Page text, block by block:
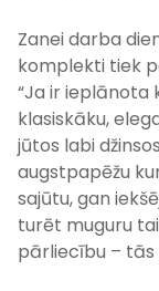
Zanei darba
komplekti tiek
“Ja ir ieplānota
klasiskāku,
jūtos labi
augstpapēžu
sajūtu, gan
turēt muguru
pārliecību – tās